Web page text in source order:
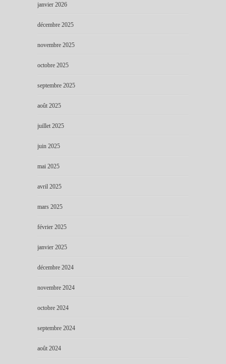
janvier 2026
décembre 2025
novembre 2025
octobre 2025
septembre 2025
août 2025
juillet 2025
juin 2025
mai 2025
avril 2025
mars 2025
février 2025
janvier 2025
décembre 2024
novembre 2024
octobre 2024
septembre 2024
août 2024